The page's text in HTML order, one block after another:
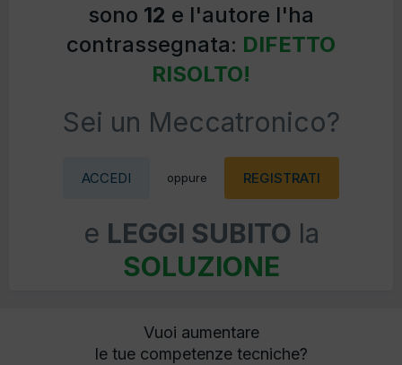
sono 12 e l'autore l'ha
contrassegnata: DIFETTO
RISOLTO!
Sei un Meccatronico?
ACCEDI oppure REGISTRATI
e LEGGI SUBITO la
SOLUZIONE
Vuoi aumentare
le tue competenze tecniche?